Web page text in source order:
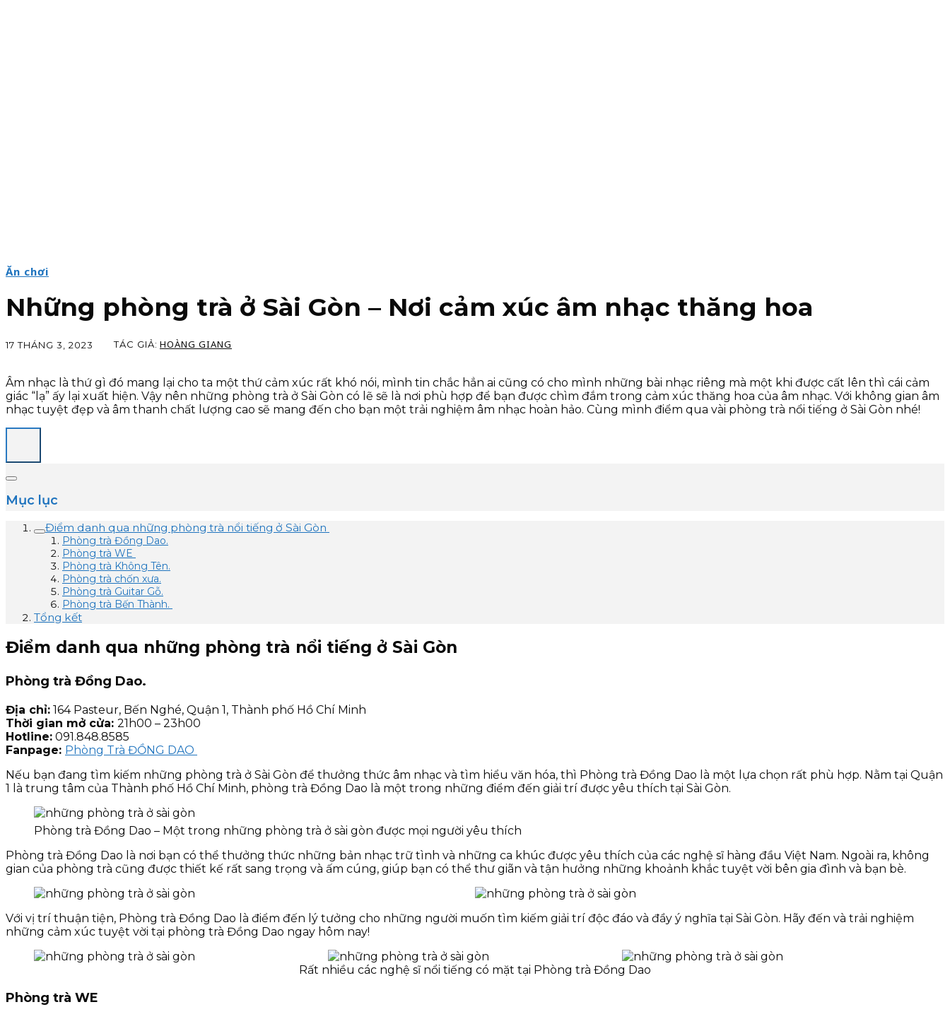
Ăn chơi
Những phòng trà ở Sài Gòn – Nơi cảm xúc âm nhạc thăng hoa
17 THÁNG 3, 2023 TÁC GIẢ: HOÀNG GIANG
Âm nhạc là thứ gì đó mang lại cho ta một thứ cảm xúc rất khó nói, mình tin chắc hẳn ai cũng có cho mình những bài nhạc riêng mà một khi được cất lên thì cái cảm
giác “lạ” ấy lại xuất hiện. Vậy nên những phòng trà ở Sài Gòn có lẽ sẽ là nơi phù hợp để bạn được chìm đắm trong cảm xúc thăng hoa của âm nhạc. Với không gian âm
nhạc tuyệt đẹp và âm thanh chất lượng cao sẽ mang đến cho bạn một trải nghiệm âm nhạc hoàn hảo. Cùng mình điểm qua vài phòng trà nổi tiếng ở Sài Gòn nhé!
Mục lục
Điểm danh qua những phòng trà nổi tiếng ở Sài Gòn
Phòng trà Đồng Dao.
Phòng trà WE
Phòng trà Không Tên.
Phòng trà chốn xưa.
Phòng trà Guitar Gỗ.
Phòng trà Bến Thành.
Tổng kết
Điểm danh qua những phòng trà nổi tiếng ở Sài Gòn
Phòng trà Đồng Dao.
Địa chỉ: 164 Pasteur, Bến Nghé, Quận 1, Thành phố Hồ Chí Minh
Thời gian mở cửa: 21h00 – 23h00
Hotline: 091.848.8585
Fanpage: Phòng Trà ĐỒNG DAO
Nếu bạn đang tìm kiếm những phòng trà ở Sài Gòn để thưởng thức âm nhạc và tìm hiểu văn hóa, thì Phòng trà Đồng Dao là một lựa chọn rất phù hợp. Nằm tại Quận
1 là trung tâm của Thành phố Hồ Chí Minh, phòng trà Đồng Dao là một trong những điểm đến giải trí được yêu thích tại Sài Gòn.
Phòng trà Đồng Dao – Một trong những phòng trà ở sài gòn được mọi người yêu thích
Phòng trà Đồng Dao là nơi bạn có thể thưởng thức những bản nhạc trữ tình và những ca khúc được yêu thích của các nghệ sĩ hàng đầu Việt Nam. Ngoài ra, không
gian của phòng trà cũng được thiết kế rất sang trọng và ấm cúng, giúp bạn có thể thư giãn và tận hưởng những khoảnh khắc tuyệt vời bên gia đình và bạn bè.
Với vị trí thuận tiện, Phòng trà Đồng Dao là điểm đến lý tưởng cho những người muốn tìm kiếm giải trí độc đáo và đầy ý nghĩa tại Sài Gòn. Hãy đến và trải nghiệm
những cảm xúc tuyệt vời tại phòng trà Đồng Dao ngay hôm nay!
Rất nhiều các nghệ sĩ nổi tiếng có mặt tại Phòng trà Đồng Dao
Phòng trà WE